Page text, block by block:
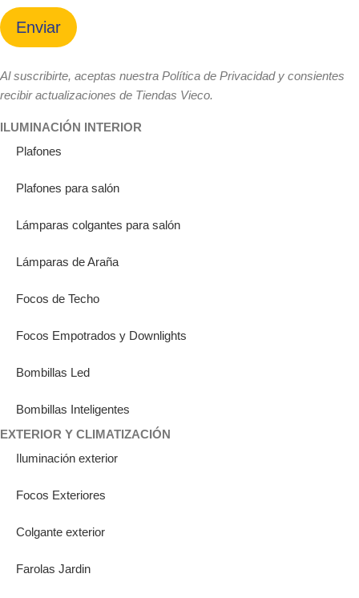
Enviar
Al suscribirte, aceptas nuestra Política de Privacidad y consientes
recibir actualizaciones de Tiendas Vieco.
ILUMINACIÓN INTERIOR
Plafones
Plafones para salón
Lámparas colgantes para salón
Lámparas de Araña
Focos de Techo
Focos Empotrados y Downlights
Bombillas Led
Bombillas Inteligentes
EXTERIOR Y CLIMATIZACIÓN
Iluminación exterior
Focos Exteriores
Colgante exterior
Farolas Jardin